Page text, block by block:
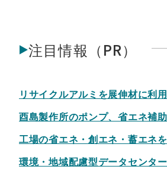
注目情報（PR）
リサイクルアルミを展伸材に
酉島製作所のポンプ、省エネ補
工場の省エネ・創エネ・蓄エネ
環境・地域配慮型データセンタ